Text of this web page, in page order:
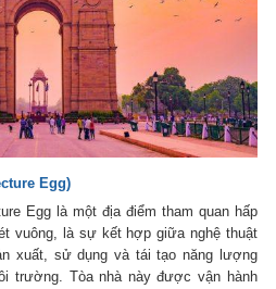
Egg)
Egg là một địa điểm tham quan hấp
vuông, là sự kết hợp giữa nghệ thuật
xuất, sử dụng và tái tạo năng lượng
trường. Tòa nhà này được vận hành